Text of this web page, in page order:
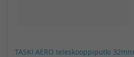
TASKI AERO teleskooppiputki 32mm